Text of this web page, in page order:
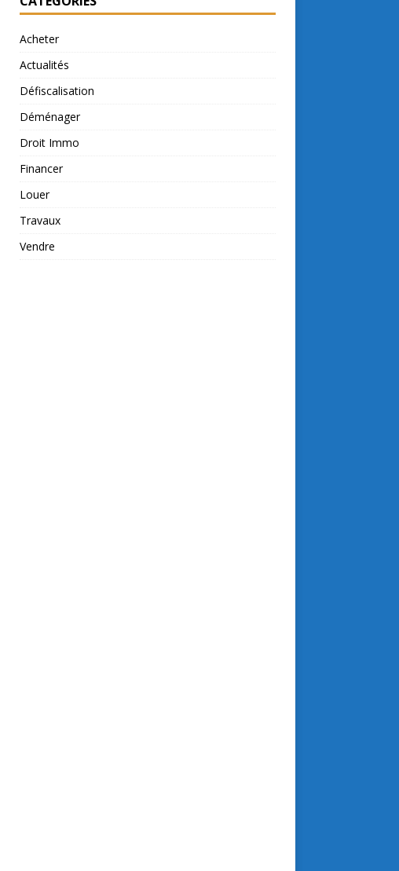
Acheter
Actualités
Défiscalisation
Déménager
Droit Immo
Financer
Louer
Travaux
Vendre